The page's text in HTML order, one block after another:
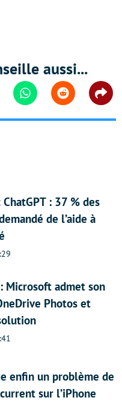
aussi...
WhatsappReddit
: 37 % des
de l’aide à
Microsoft admet son
Photos et
enfin un problème de
sur l’iPhone